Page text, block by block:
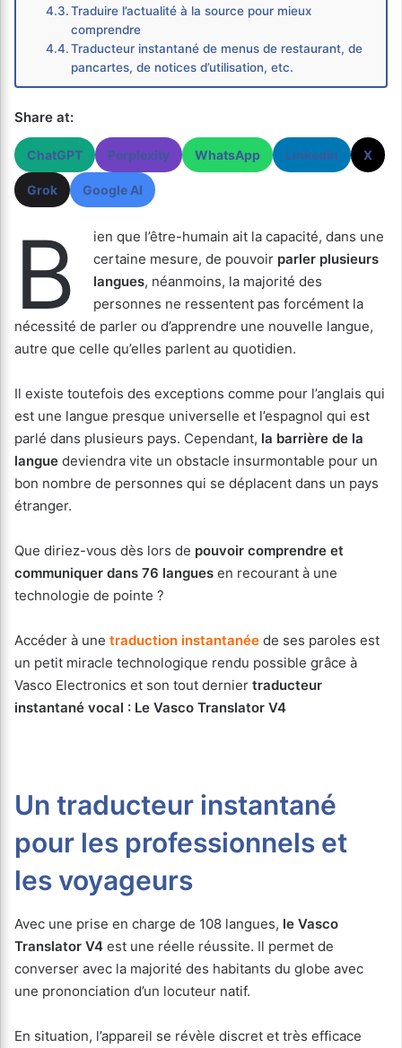
Traduire l’actualité à la source pour mieux
comprendre
Traducteur instantané de menus de restaurant, de
pancartes, de notices d’utilisation, etc.
Share at:
ChatGPT Perplexity WhatsApp LinkedIn X
Grok Google AI
B
ien que l’être-humain ait la capacité, dans une
certaine mesure, de pouvoir parler plusieurs
langues, néanmoins, la majorité des
personnes ne ressentent pas forcément la
nécessité de parler ou d’apprendre une nouvelle langue,
autre que celle qu’elles parlent au quotidien.
Il existe toutefois des exceptions comme pour l’anglais qui
est une langue presque universelle et l’espagnol qui est
parlé dans plusieurs pays. Cependant, la barrière de la
langue deviendra vite un obstacle insurmontable pour un
bon nombre de personnes qui se déplacent dans un pays
étranger.
Que diriez-vous dès lors de pouvoir comprendre et
communiquer dans 76 langues en recourant à une
technologie de pointe ?
Accéder à une traduction instantanée de ses paroles est
un petit miracle technologique rendu possible grâce à
Vasco Electronics et son tout dernier traducteur
instantané vocal : Le Vasco Translator V4
Un traducteur instantané
pour les professionnels et
les voyageurs
Avec une prise en charge de 108 langues, le Vasco
Translator V4 est une réelle réussite. Il permet de
converser avec la majorité des habitants du globe avec
une prononciation d’un locuteur natif.
En situation, l’appareil se révèle discret et très efficace